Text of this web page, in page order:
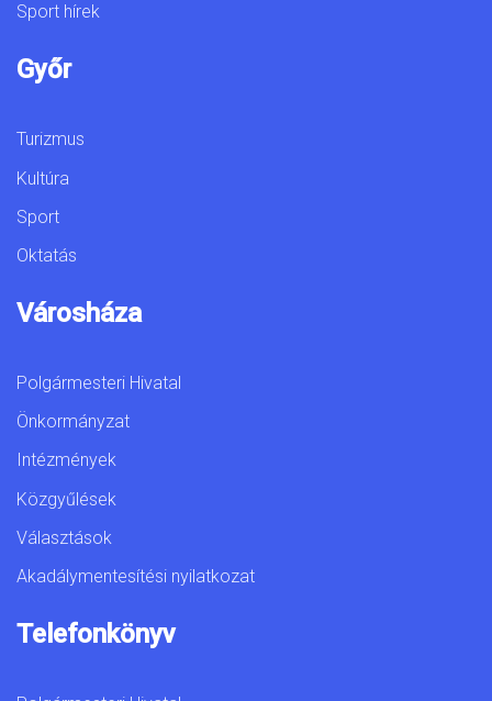
Sport hírek
Győr
Turizmus
Kultúra
Sport
Oktatás
Városháza
Polgármesteri Hivatal
Önkormányzat
Intézmények
Közgyűlések
Választások
Akadálymentesítési nyilatkozat
Telefonkönyv